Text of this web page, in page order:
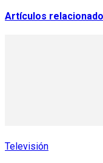
Artículos
Televisión